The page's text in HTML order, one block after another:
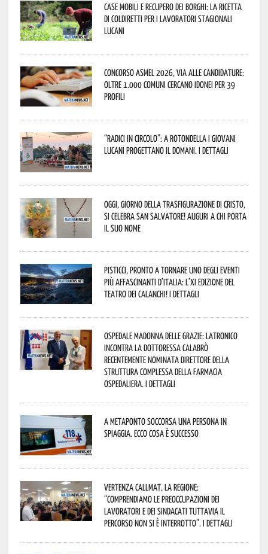
Case mobili e recupero dei borghi: la ricetta
di Coldiretti per i lavoratori stagionali
lucani
Concorso Asmel 2026, via alle candidature:
oltre 1.000 Comuni cercano idonei per 39
profili
“Radici in Circolo”: a Rotondella i giovani
lucani progettano il domani. I dettagli
Oggi, giorno della Trasfigurazione di Cristo,
si celebra San Salvatore! Auguri a chi porta
il suo nome
Pisticci, pronto a tornare uno degli eventi
più affascinanti d’Italia: l’XI edizione del
Teatro dei Calanchi! I dettagli
Ospedale Madonna delle Grazie: Latronico
incontra la dottoressa Calabrò
recentemente nominata Direttore della
Struttura Complessa della Farmacia
Ospedaliera. I dettagli
A Metaponto soccorsa una persona in
spiaggia. Ecco cosa è successo
Vertenza CallMat, la Regione:
“comprendiamo le preoccupazioni dei
lavoratori e dei sindacati tuttavia il
percorso non si è interrotto”. I dettagli